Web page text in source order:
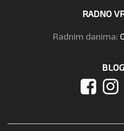
RADNO
Radnim danima:
BLOG